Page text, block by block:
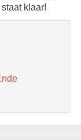
klaar!